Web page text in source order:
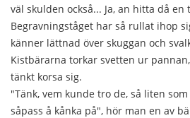
väl skulden också... Ja, an hitta då en
Begravningståget har så rullat ihop
känner lättnad över skuggan och
Kistbärarna torkar svetten ur
tänkt korsa sig.
"Tänk, vem kunde tro de, så liten
såpass å kånka på", hör man en av